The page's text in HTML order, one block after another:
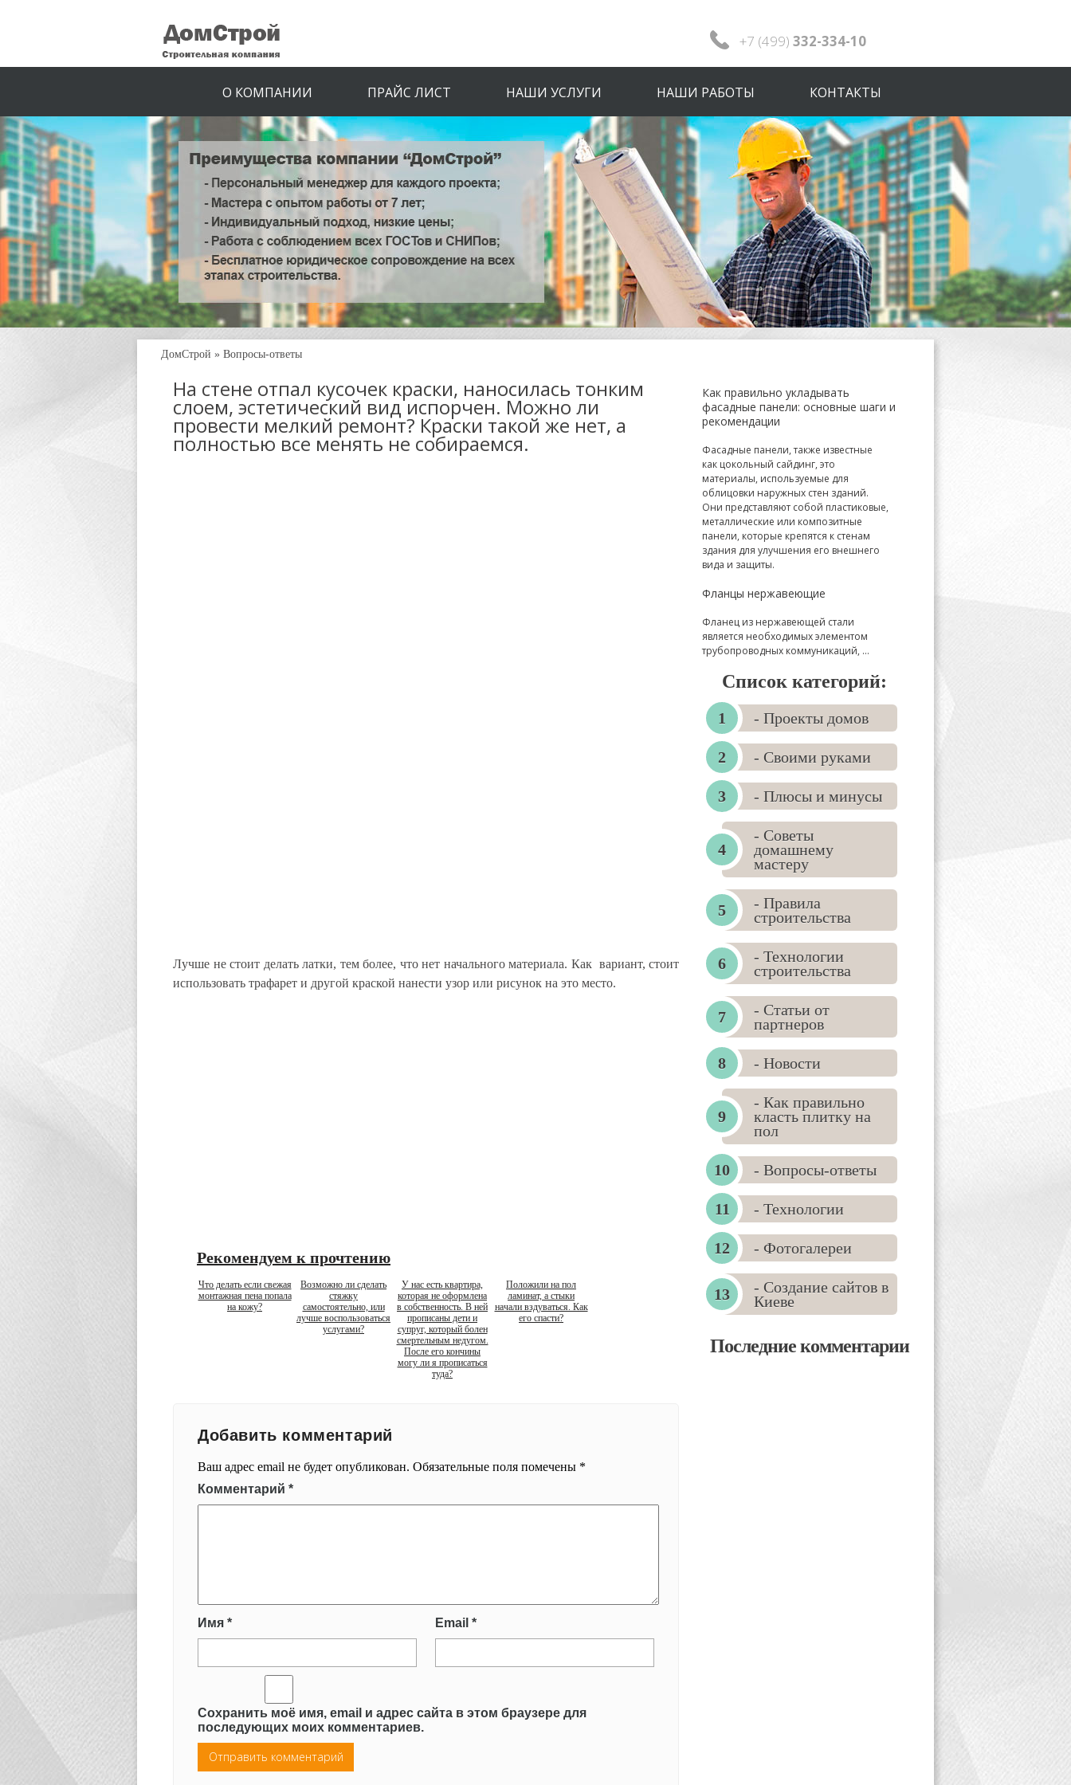
+7 (499) 332-334-10
О КОМПАНИИ ПРАЙС ЛИСТ НАШИ УСЛУГИ НАШИ РАБОТЫ КОНТАКТЫ
ДомСтрой » Вопросы-ответы
На стене отпал кусочек краски, наносилась тонким
слоем, эстетический вид испорчен. Можно ли
провести мелкий ремонт? Краски такой же нет, а
полностью все менять не собираемся.
Лучше не стоит делать латки, тем более, что нет начального материала. Как вариант, стоит
использовать трафарет и другой краской нанести узор или рисунок на это место.
Рекомендуем к прочтению
Что делать если свежая
монтажная пена попала
на кожу?
Возможно ли сделать
стяжку
самостоятельно, или
лучше воспользоваться
услугами?
У нас есть квартира,
которая не оформлена
в собственность. В ней
прописаны дети и
супруг, который болен
смертельным недугом.
После его кончины
могу ли я прописаться
туда?
Положили на пол
ламинат, а стыки
начали вздуваться. Как
его спасти?
Добавить комментарий
Ваш адрес email не будет опубликован. Обязательные поля помечены *
Комментарий *
Имя * Email *
Сохранить моё имя, email и адрес сайта в этом браузере для
последующих моих комментариев.
Как правильно укладывать
фасадные панели: основные шаги и
рекомендации
Фасадные панели, также известные
как цокольный сайдинг, это
материалы, используемые для
облицовки наружных стен зданий.
Они представляют собой пластиковые,
металлические или композитные
панели, которые крепятся к стенам
здания для улучшения его внешнего
вида и защиты.
Фланцы нержавеющие
Фланец из нержавеющей стали
является необходимых элементом
трубопроводных коммуникаций, ...
Список категорий:
- Проекты домов
- Своими руками
- Плюсы и минусы
- Советы
домашнему
мастеру
- Правила
строительства
- Технологии
строительства
- Статьи от
партнеров
- Новости
- Как правильно
класть плитку на
пол
- Вопросы-ответы
- Технологии
- Фотогалереи
- Создание сайтов в
Киеве
Последние комментарии